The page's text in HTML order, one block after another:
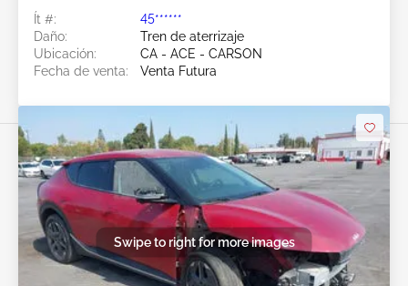
Ít #:
45******
Daño:
Tren de aterrizaje
Ubicación:
CA - ACE - CARSON
Fecha de venta:
Venta Futura
Swipe to right for more images